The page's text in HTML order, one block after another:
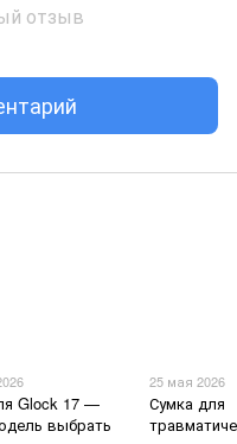
отзыв
Glock 17 —
выбрать
25 мая 2026
Сумка для